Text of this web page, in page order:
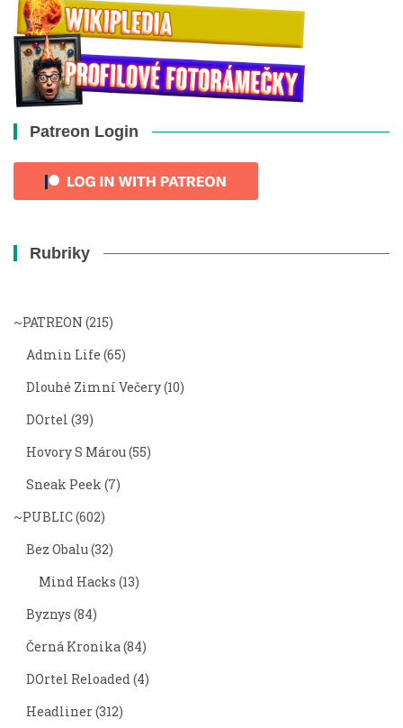
Patreon Login
Rubriky
~PATREON (215)
Admin Life (65)
Dlouhé Zimní Večery(10)
DOrtel (39)
Hovory S Márou(55)
Sneak Peek (7)
~PUBLIC(602)
Bez Obalu(32)
Mind Hacks (13)
Byznys (84)
Černá Kronika (84)
DOrtel Reloaded (4)
Headliner(312)